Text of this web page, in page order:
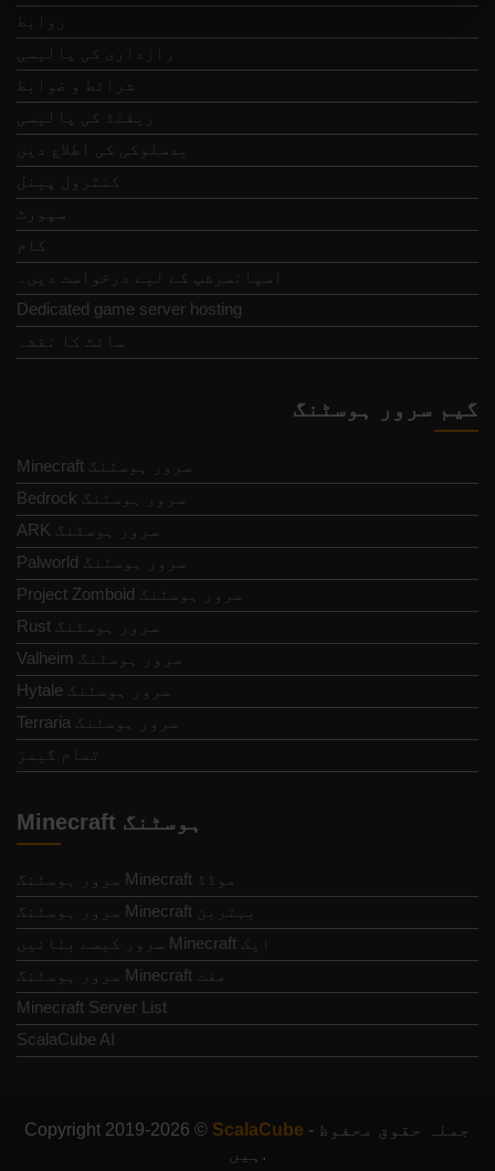
روابط
رازداری کی پالیسی
شرائط و ضوابط
ریفنڈ کی پالیسی
بدسلوکی کی اطلاع دیں
کنٹرول پینل
سپورٹ
کام
اسپانسرشپ کے لیے درخواست دیں۔
Dedicated game server hosting
سائٹ کا نقشہ
گیم سرور ہوسٹنگ
Minecraft سرور ہوسٹنگ
Bedrock سرور ہوسٹنگ
ARK سرور ہوسٹنگ
Palworld سرور ہوسٹنگ
Project Zomboid سرور ہوسٹنگ
Rust سرور ہوسٹنگ
Valheim سرور ہوسٹنگ
Hytale سرور ہوسٹنگ
Terraria سرور ہوسٹنگ
تمام گیمز
Minecraft ہوسٹنگ
موڈڈ Minecraft سرور ہوسٹنگ
ایک Minecraft سرور کیسے بنائیں
مفت Minecraft سرور ہوسٹنگ
Minecraft Server List
ScalaCube AI
Copyright 2019-2026 © ScalaCube - جملہ حقوق محفوظ
ہیں.